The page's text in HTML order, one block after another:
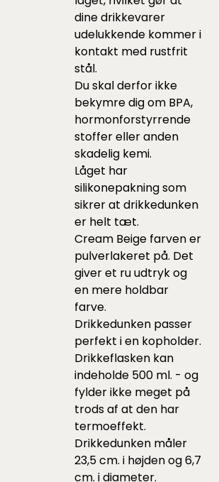
dine drikkevarer
udelukkende kommer i
kontakt med rustfrit
stål.
Du skal derfor ikke
bekymre dig om BPA,
hormonforstyrrende
stoffer eller anden
skadelig kemi.
Låget har
silikonepakning som
sikrer at drikkedunken
er helt tæt.
Cream Beige farven er
pulverlakeret på. Det
giver et ru udtryk og
en mere holdbar
farve.
Drikkedunken passer
perfekt i en kopholder.
Drikkeflasken kan
indeholde 500 ml. - og
fylder ikke meget på
trods af at den har
termoeffekt.
Drikkedunken måler
23,5 cm. i højden og 6,7
cm. i diameter.